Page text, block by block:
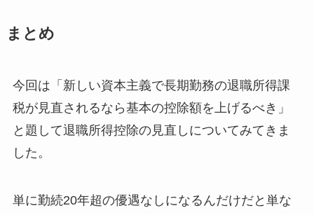
まとめ
今回は「新しい資本主義で長期勤務の退職所得課
税が見直されるなら基本の控除額を上げるべき」
と題して退職所得控除の見直しについてみてきま
した。
単に勤続20年超の優遇なしになるんだけだと単な